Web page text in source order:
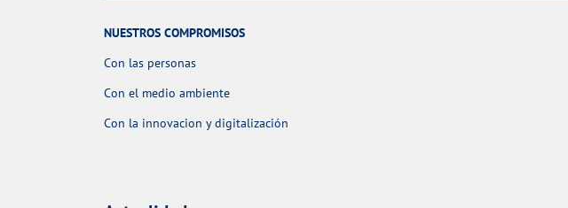
NUESTROS COMPROMISOS
Con las personas
Con el medio ambiente
Con la innovacion y digitalización